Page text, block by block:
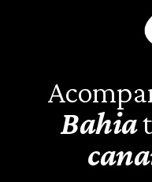
Bahia